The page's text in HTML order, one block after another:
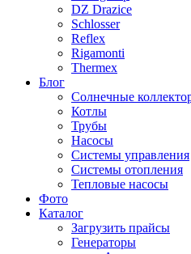
DZ Drazice
Schlosser
Reflex
Rigamonti
Thermex
Блог
Солнечные
Котлы
Трубы
Насосы
Системы управления
Системы отопления
Тепловые насосы
Фото
Каталог
Загрузить прайсы
Генераторы